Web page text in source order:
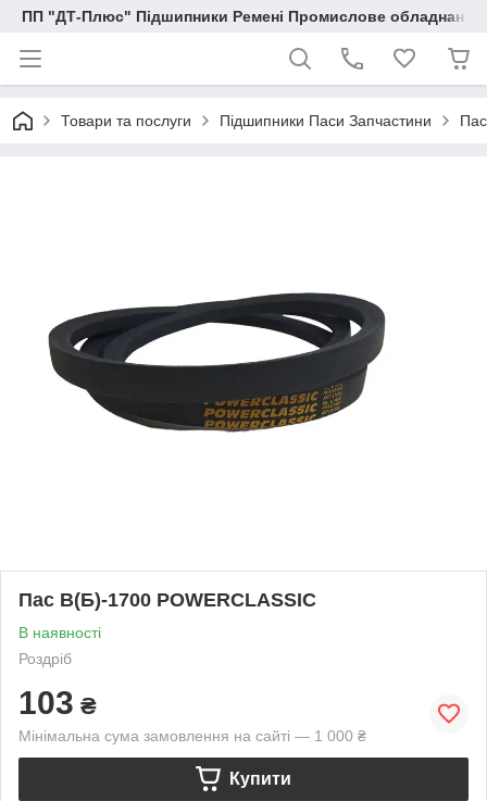
ПП "ДТ-Плюс" Підшипники Ремені Промислове обладнання
Товари та послуги Підшипники Паси Запчастини
Пас В(Б)-1700 POWERCLASSIC
В наявності
Роздріб
103 ₴
Мінімальна сума замовлення на сайті — 1 000 ₴
Купити